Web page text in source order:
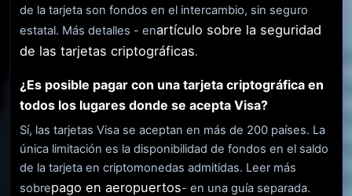
de la tarjeta son fondos en el intercambio, sin seguro
estatal. Más detalles - enartículo sobre la seguridad
de las tarjetas criptográficas.
¿Es posible pagar con una tarjeta criptográfica en
todos los lugares donde se acepta Visa?
Sí, las tarjetas Visa se aceptan en más de 200 países. La
única limitación es la disponibilidad de fondos en el saldo
de la tarjeta en criptomonedas admitidas. Leer más
sobrepago en aeropuertos- en una guía separada.